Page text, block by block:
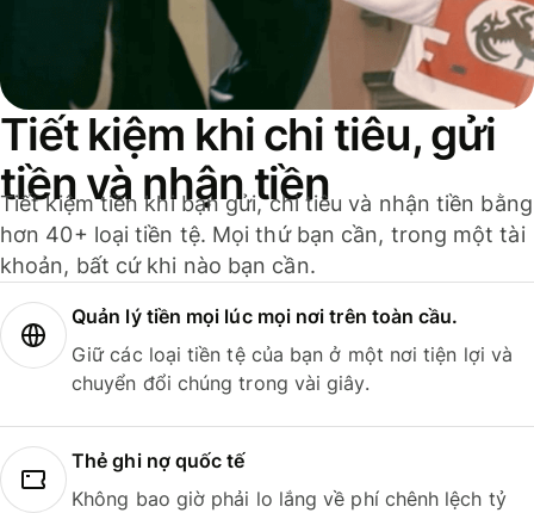
Tiết kiệm khi chi tiêu, gửi
tiền và nhận tiền
Tiết kiệm tiền khi bạn gửi, chi tiêu và nhận tiền bằng
hơn 40+ loại tiền tệ. Mọi thứ bạn cần, trong một tài
khoản, bất cứ khi nào bạn cần.
Quản lý tiền mọi lúc mọi nơi trên toàn cầu.
Giữ các loại tiền tệ của bạn ở một nơi tiện lợi và
chuyển đổi chúng trong vài giây.
Thẻ ghi nợ quốc tế
Không bao giờ phải lo lắng về phí chênh lệch tỷ